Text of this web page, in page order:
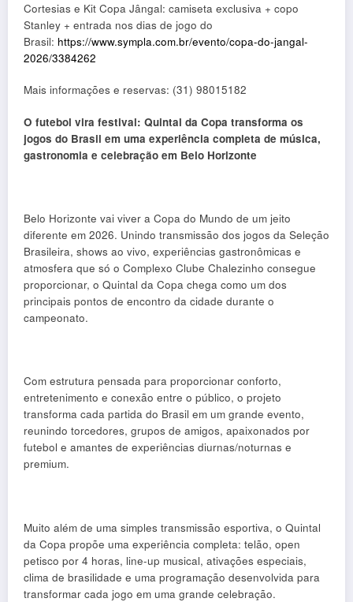
Cortesias e Kit Copa Jângal: camiseta exclusiva + copo
Stanley + entrada nos dias de jogo do
Brasil: https://www.sympla.com.br/evento/copa-do-jangal-
2026/3384262
Mais informações e reservas: (31) 98015182
O futebol vira festival: Quintal da Copa transforma os
jogos do Brasil em uma experiência completa de música,
gastronomia e celebração em Belo Horizonte
Belo Horizonte vai viver a Copa do Mundo de um jeito
diferente em 2026. Unindo transmissão dos jogos da Seleção
Brasileira, shows ao vivo, experiências gastronômicas e
atmosfera que só o Complexo Clube Chalezinho consegue
proporcionar, o Quintal da Copa chega como um dos
principais pontos de encontro da cidade durante o
campeonato.
Com estrutura pensada para proporcionar conforto,
entretenimento e conexão entre o público, o projeto
transforma cada partida do Brasil em um grande evento,
reunindo torcedores, grupos de amigos, apaixonados por
futebol e amantes de experiências diurnas/noturnas e
premium.
Muito além de uma simples transmissão esportiva, o Quintal
da Copa propõe uma experiência completa: telão, open
petisco por 4 horas, line-up musical, ativações especiais,
clima de brasilidade e uma programação desenvolvida para
transformar cada jogo em uma grande celebração.